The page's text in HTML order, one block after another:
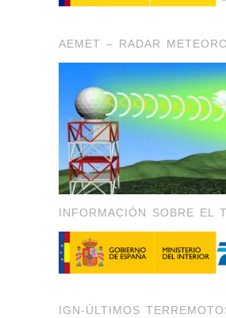
AEMET – RADAR
INFORMACIÓN SOBRE EL
IGN-ÚLTIMOS